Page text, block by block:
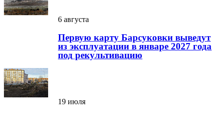
6 августа
Первую карту Барсуковки выведут
из эксплуатации в январе 2027 года
под рекультивацию
19 июля